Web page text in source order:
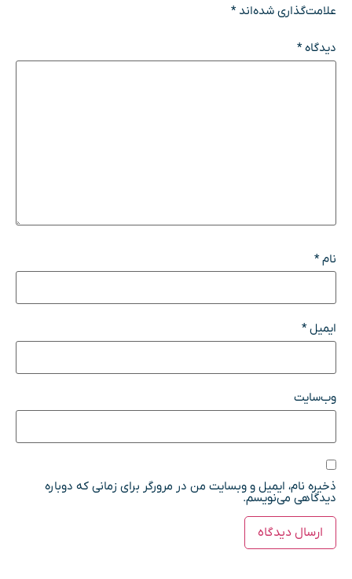
علامت‌گذاری شده‌اند*
دیدگاه*
نام*
ایمیل*
وب‌سایت
ذخیره نام، ایمیل و وبسایت من در مرورگر برای زمانی که دوباره
دیدگاهی می‌نویسم.